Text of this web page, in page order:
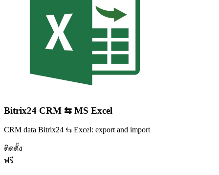
Bitrix24 CRM ⇆ MS Excel
CRM data Bitrix24 ⇆ Excel: export and import
ติดตั้ง
ฟรี